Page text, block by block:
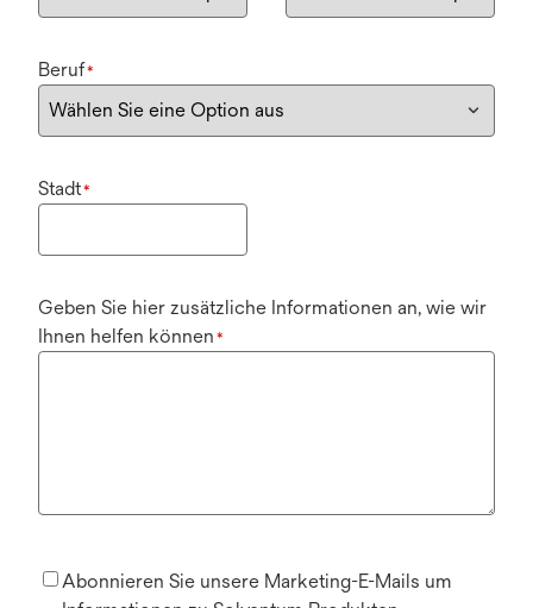
Beruf*
Stadt*
Geben Sie hier zusätzliche Informationen an, wie wir
Ihnen helfen können *
Abonnieren Sie unsere Marketing-E-Mails um